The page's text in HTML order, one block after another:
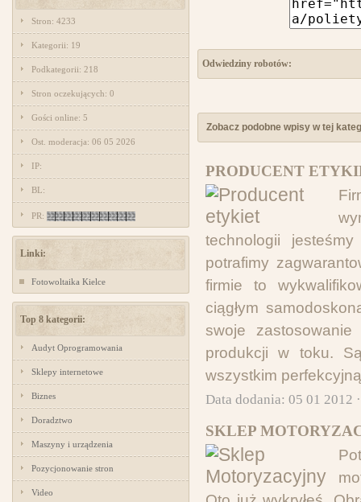
Stron: 4233
Kategorii: 19
Podkategorii: 218
Stron oczekujących: 0
Gości online: 5
Ost. moderacja: 06 05 2026
IP:
BL:
PR:
Linki:
Fotowoltaika Kielce
Top 8 kategorii:
Audyt Oprogramowania
Sklepy internetowe
Biznes
Doradztwo
Maszyny i urządzenia
Pozycjonowanie stron
Video
Odwiedziny robotów:
Zobacz podobne wpisy w tej
PRODUCENT
technologii
potrafimy
firmie to
ciągłym
swoje
produkcji w toku.
wszystkim
Data dodania: 05 01 2012
SKLEP